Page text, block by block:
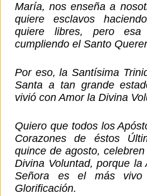
María, nos enseña a
quiere esclavos
quiere libres, pero
cumpliendo el Santo
Por eso, la Santísima
Santa a tan grande
vivió con Amor la Divina
Quiero que todos los
Corazones de éstos
quince de agosto,
Divina Voluntad, porque la
Señora es el más vivo
Glorificación.